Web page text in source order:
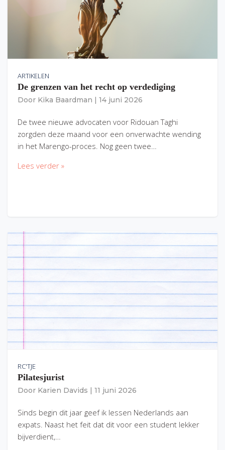
ARTIKELEN
De grenzen van het recht op verdediging
Door Kika Baardman 14 juni 2026
De twee nieuwe advocaten voor Ridouan Taghi
zorgden deze maand voor een onverwachte wending
in het Marengo-proces. Nog geen twee…
Lees verder »
RC'TJE
Pilatesjurist
Door Karien Davids 11 juni 2026
Sinds begin dit jaar geef ik lessen Nederlands aan
expats. Naast het feit dat dit voor een student lekker
bijverdient,…